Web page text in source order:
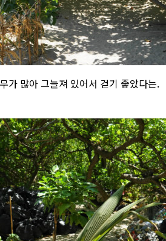
가 많아 그늘져 있어서 걷기 좋았다는.